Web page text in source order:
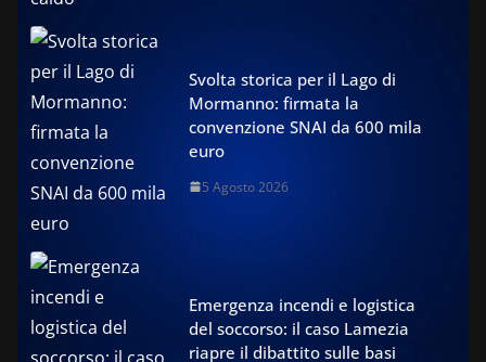
Svolta storica per il Lago di
Mormanno: firmata la
convenzione SNAI da 600 mila
euro
5 Agosto 2026
Emergenza incendi e logistica
del soccorso: il caso Lamezia
riapre il dibattito sulle basi